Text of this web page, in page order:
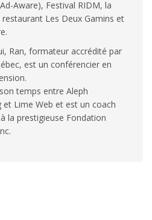
Aware), Festival RIDM, la
restaurant Les Deux Gamins et
Ran, formateur accrédité par
est un conférencier en
temps entre Aleph
et Lime Web et est un coach
la prestigieuse Fondation